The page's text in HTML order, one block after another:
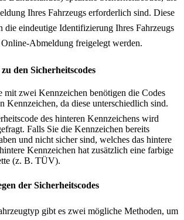
Ihres Fahrzeugs erforderlich sind. Diese
die eindeutige Identifizierung Ihres Fahrzeugs
Abmeldung freigelegt werden.
den Sicherheitscodes
mit zwei Kennzeichen benötigen die Codes
Kennzeichen, da diese unterschiedlich sind.
des hinteren Kennzeichens wird
Falls Sie die Kennzeichen bereits
und nicht sicher sind, welches das hintere
Kennzeichen hat zusätzlich eine farbige
(z. B. TÜV).
der Sicherheitscodes
gibt es zwei mögliche Methoden, um